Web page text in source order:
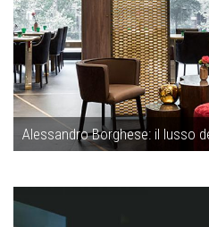
Alessandro Borghese: il lusso